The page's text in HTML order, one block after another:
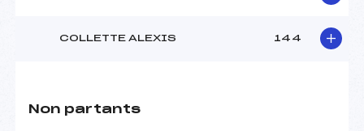
COLLETTE ALEXIS 144
Non partants